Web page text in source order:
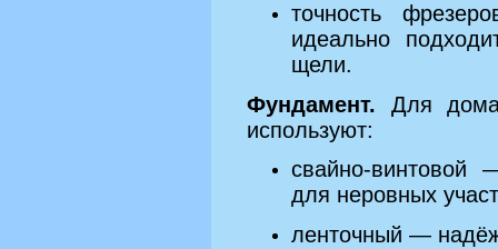
точность
идеально
щели.
Фундамент. Для
используют:
свайно‑винтовой
для неровных
ленточный —